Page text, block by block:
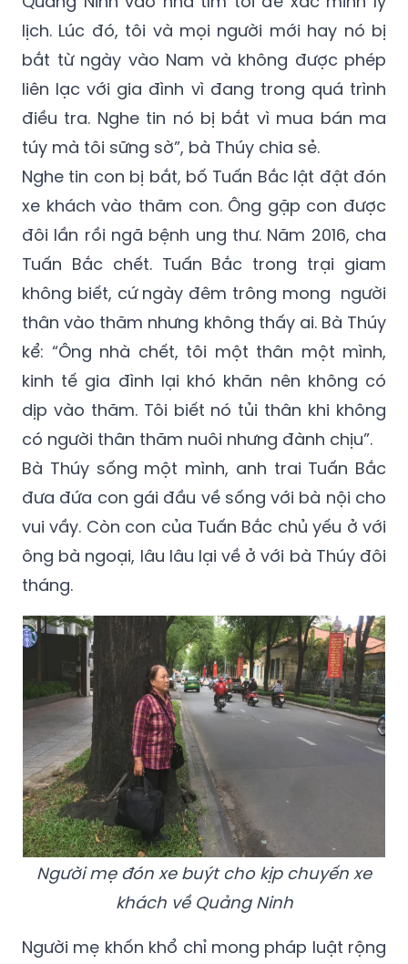
lịch. Lúc đó, tôi và mọi người mới hay nó bị
bắt từ ngày vào Nam và không được phép
liên lạc với gia đình vì đang trong quá trình
điều tra. Nghe tin nó bị bắt vì mua bán ma
túy mà tôi sững sờ”, bà Thúy chia sẻ.
Nghe tin con bị bắt, bố Tuấn Bắc lật đật đón
xe khách vào thăm con. Ông gặp con được
đôi lần rồi ngã bệnh ung thư. Năm 2016, cha
Tuấn Bắc chết. Tuấn Bắc trong trại giam
không biết, cứ ngày đêm trông mong người
thân vào thăm nhưng không thấy ai. Bà Thúy
kể: “Ông nhà chết, tôi một thân một mình,
kinh tế gia đình lại khó khăn nên không có
dịp vào thăm. Tôi biết nó tủi thân khi không
có người thân thăm nuôi nhưng đành chịu”.
Bà Thúy sống một mình, anh trai Tuấn Bắc
đưa đứa con gái đầu về sống với bà nội cho
vui vầy. Còn con của Tuấn Bắc chủ yếu ở với
ông bà ngoại, lâu lâu lại về ở với bà Thúy đôi
tháng.
Người mẹ đón xe buýt cho kịp chuyến xe
khách về Quảng Ninh
Người mẹ khốn khổ chỉ mong pháp luật rộng